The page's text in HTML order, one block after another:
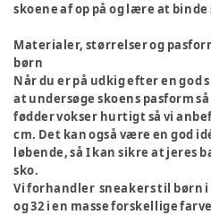
skoene af op på og lære at
Materialer, størrelser og
børn
Når du er på udkig efter en
at undersøge skoens pasform
fødder vokser hurtigt så vi
cm. Det kan også være en god
løbende, så I kan sikre at jeres
sko.
Vi forhandler sneakers til børn i
og 32 i en masse forskellige